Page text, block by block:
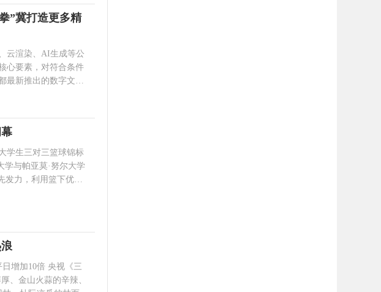
”冀打造更多精
云渲染、AI生成等公
心要素，对符合条件
最新推出的数字文创
系列扶持政策的相关
市促...
学生三对三篮球锦标
发力，利用篮下优
靠个人强打占尽优
平，随着帕亚莫·
增加10倍 央视《三